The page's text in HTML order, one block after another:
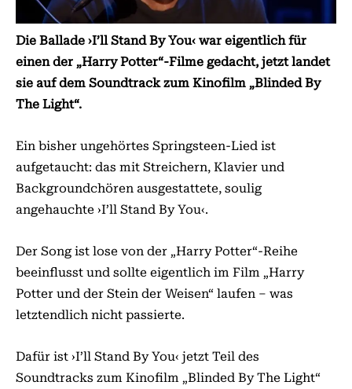
Die Ballade ›I’ll Stand By You‹ war eigentlich für
einen der „Harry Potter“-Filme gedacht, jetzt landet
sie auf dem Soundtrack zum Kinofilm „Blinded By
The Light“.
Ein bisher ungehörtes Springsteen-Lied ist
aufgetaucht: das mit Streichern, Klavier und
Backgroundchören ausgestattete, soulig
angehauchte ›I’ll Stand By You‹.
Der Song ist lose von der „Harry Potter“-Reihe
beeinflusst und sollte eigentlich im Film „Harry
Potter und der Stein der Weisen“ laufen – was
letztendlich nicht passierte.
Dafür ist ›I’ll Stand By You‹ jetzt Teil des
Soundtracks zum Kinofilm „Blinded By The Light“